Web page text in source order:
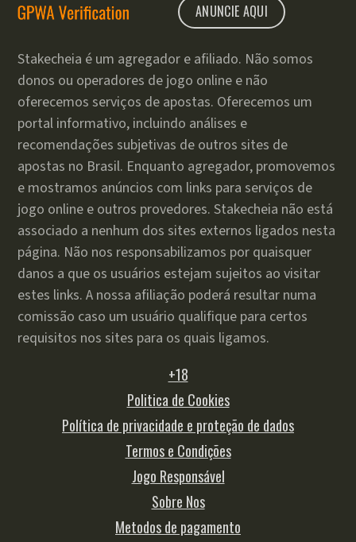
ANUNCIE AQUI
Stakecheia é um agregador e afiliado. Não somos
donos ou operadores de jogo online e não
oferecemos serviços de apostas. Oferecemos um
portal informativo, incluindo análises e
recomendações subjetivas de outros sites de
apostas no Brasil. Enquanto agregador, promovemos
e mostramos anúncios com links para serviços de
jogo online e outros provedores. Stakecheia não está
associado a nenhum dos sites externos ligados nesta
página. Não nos responsabilizamos por quaisquer
danos a que os usuários estejam sujeitos ao visitar
estes links. A nossa afiliação poderá resultar numa
comissão caso um usuário qualifique para certos
requisitos nos sites para os quais ligamos.
+18
Politica de Cookies
Política de privacidade e proteção de dados
Termos e Condições
Jogo Responsável
Sobre Nos
Metodos de pagamento